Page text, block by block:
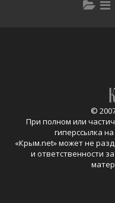
©
При полном или
гиперссылка на
«Крым.net» может не
и ответственности